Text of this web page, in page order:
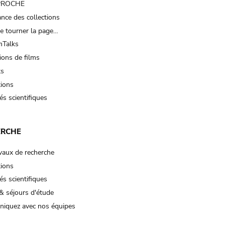
des collections
tourner la page…
de films
scientifiques
de recherche
scientifiques
séjours d'étude
avec nos équipes